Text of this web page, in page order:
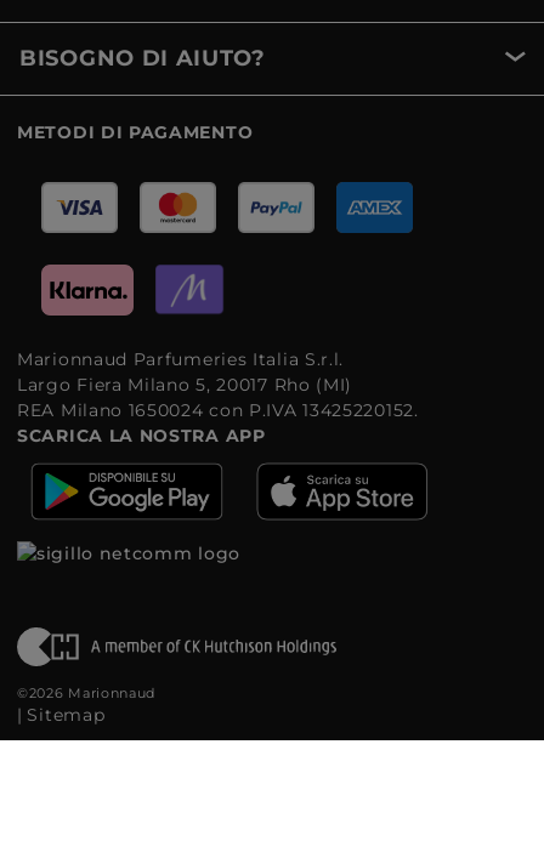
BISOGNO DI AIUTO?
METODI DI PAGAMENTO
Marionnaud Parfumeries Italia S.r.l.
Largo Fiera Milano 5, 20017 Rho (MI)
REA Milano 1650024 con P.IVA 13425220152.
SCARICA LA NOSTRA APP
©2026 Marionnaud
| Sitemap